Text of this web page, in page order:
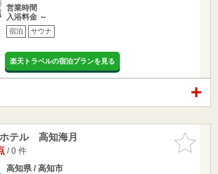
営業時間
入浴料金 ～
宿泊 サウナ
楽天トラベルの宿泊プランを見る
お気に入
りに追加
テル 高知海月
/ 0 件
高知県 / 高知市